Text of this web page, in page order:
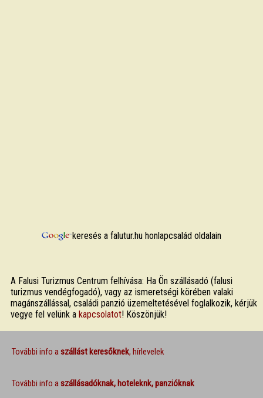
keresés a falutur.hu honlapcsalád oldalain
A Falusi Turizmus Centrum felhívása: Ha Ön szállásadó (falusi
turizmus vendégfogadó), vagy az ismeretségi körében valaki
magánszállással, családi panzió üzemeltetésével foglalkozik, kérjük
vegye fel velünk a kapcsolatot! Köszönjük!
További info aszállást keresőknek, hírlevelek
További info aszállásadóknak, hoteleknk, panzióknak